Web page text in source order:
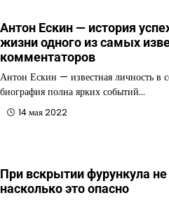
Антон Ескин — история
жизни одного из самых
комментаторов
Антон Ескин — известная личность в
биография полна ярких событий…
14 мая 2022
При вскрытии фурункула
насколько это опасно